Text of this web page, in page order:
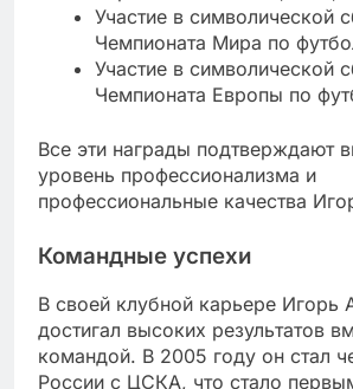
Участие в символической
Чемпионата Мира по
Участие в символической
Чемпионата Европы по
Все эти награды подтверждают
уровень профессионализма и
профессиональные качества
Командные успехи
В своей клубной карьере Игорь
достигал высоких результатов
командой. В 2005 году он стал
России с ЦСКА, что стало